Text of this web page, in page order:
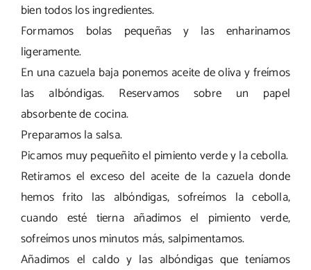
bien todos los ingredientes.
Formamos bolas pequeñas y las enharinamos
ligeramente.
En una cazuela baja ponemos aceite de oliva y freímos
las albóndigas. Reservamos sobre un papel
absorbente de cocina.
Preparamos la salsa.
Picamos muy pequeñito el pimiento verde y la cebolla.
Retiramos el exceso del aceite de la cazuela donde
hemos frito las albóndigas, sofreímos la cebolla,
cuando esté tierna añadimos el pimiento verde,
sofreímos unos minutos más, salpimentamos.
Añadimos el caldo y las albóndigas que teníamos